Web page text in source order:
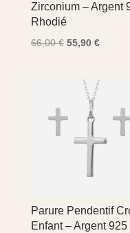
Zirconium – Argent
Rhodié
66,00€ Le
était :
66,00 €.
55,90 €Le
Parure Pendentif
Enfant – Argent 925